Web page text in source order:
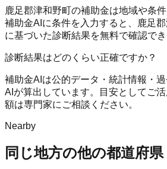
鹿足郡津和野町の補助金は地域や条
補助金AIに条件を入力すると、鹿足
に基づいた診断結果を無料で確認でき
診断結果はどのくらい正確ですか？
補助金AIは公的データ・統計情報・
AIが算出しています。目安としてご
額は専門家にご相談ください。
Nearby
同じ地方の他の都道府県